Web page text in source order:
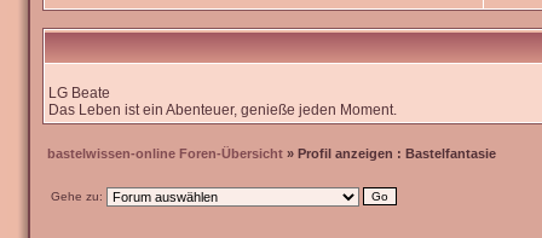
LG Beate
Das Leben ist ein Abenteuer, genieße jeden Moment.
bastelwissen-online Foren-Übersicht » Profil anzeigen : Bastelfantasie
Gehe zu: